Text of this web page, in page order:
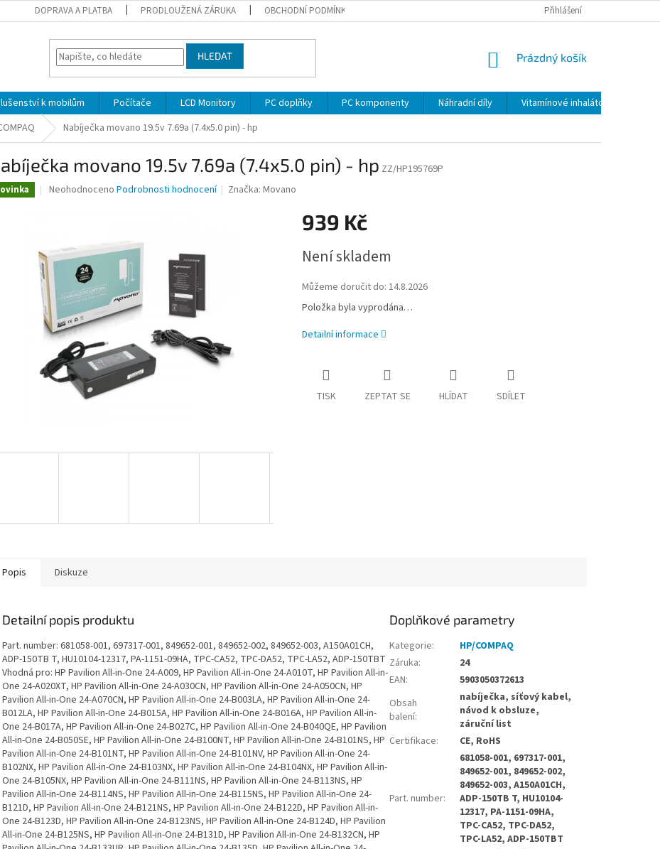
DOPRAVA A PLATBA PRODLOUŽENÁ ZÁRUKA OBCHODNÍ PODMÍNKY VRÁCENÍ ZBOŽÍ VE 14
Přihlášení
HLEDAT
NÁKUPNÍ
Prázdný košík
k mobilům Počítače LCD Monitory PC doplňky PC komponenty Náhradní díly
Vitamínové inhalátory
Nabíječka movano 19.5v 7.69a (7.4x5.0 pin) - hp
movano 19.5v 7.69a (7.4x5.0 pin) - hp ZZ/HP195769P
Průměrné
z
5
hvězdiček.
Neohodnoceno Podrobnosti hodnocení Značka:Movano
939 Kč
cena:
Není skladem
Můžeme doručit do: 14.8.2026
Položka byla vyprodána…
Detailní informace
TISK ZEPTAT SE HLÍDAT SDÍLET
Popis Diskuze
Detailní popis produktu
Part. number: 681058-001, 697317-001, 849652-001, 849652-002, 849652-003, A150A01CH,
ADP-150TB T, HU10104-12317, PA-1151-09HA, TPC-CA52, TPC-DA52, TPC-LA52, ADP-150TBT
Vhodná pro: HP Pavilion All-in-One 24-A009, HP Pavilion All-in-One 24-A010T, HP Pavilion All-in-
One 24-A020XT, HP Pavilion All-in-One 24-A030CN, HP Pavilion All-in-One 24-A050CN, HP
Pavilion All-in-One 24-A070CN, HP Pavilion All-in-One 24-B003LA, HP Pavilion All-in-One 24-
B012LA, HP Pavilion All-in-One 24-B015A, HP Pavilion All-in-One 24-B016A, HP Pavilion All-in-
One 24-B017A, HP Pavilion All-in-One 24-B027C, HP Pavilion All-in-One 24-B040QE, HP Pavilion
All-in-One 24-B050SE, HP Pavilion All-in-One 24-B100NT, HP Pavilion All-in-One 24-B101NS, HP
Pavilion All-in-One 24-B101NT, HP Pavilion All-in-One 24-B101NV, HP Pavilion All-in-One 24-
B102NX, HP Pavilion All-in-One 24-B103NX, HP Pavilion All-in-One 24-B104NX, HP Pavilion All-in-
One 24-B105NX, HP Pavilion All-in-One 24-B111NS, HP Pavilion All-in-One 24-B113NS, HP
Pavilion All-in-One 24-B114NS, HP Pavilion All-in-One 24-B115NS, HP Pavilion All-in-One 24-
B121D, HP Pavilion All-in-One 24-B121NS, HP Pavilion All-in-One 24-B122D, HP Pavilion All-in-
One 24-B123D, HP Pavilion All-in-One 24-B123NS, HP Pavilion All-in-One 24-B124D, HP Pavilion
All-in-One 24-B125NS, HP Pavilion All-in-One 24-B131D, HP Pavilion All-in-One 24-B132CN, HP
Doplňkové parametry
Kategorie:
HP/COMPAQ
Záruka:
24
EAN:
5903050372613
Obsah
balení:
nabíječka, síťový kabel,
návod k obsluze,
záruční list
Certifikace: CE, RoHS
Part. number:
681058-001, 697317-001,
849652-001, 849652-002,
849652-003, A150A01CH,
ADP-150TB T, HU10104-
12317, PA-1151-09HA,
TPC-CA52, TPC-DA52,
TPC-LA52, ADP-150TBT